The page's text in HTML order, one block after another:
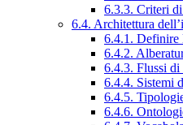
6.3.3. Criteri
6.4. Architettura
6.4.1. Definire
6.4.2.
6.4.3. Flussi di
6.4.4. Sistemi
6.4.5.
6.4.6.